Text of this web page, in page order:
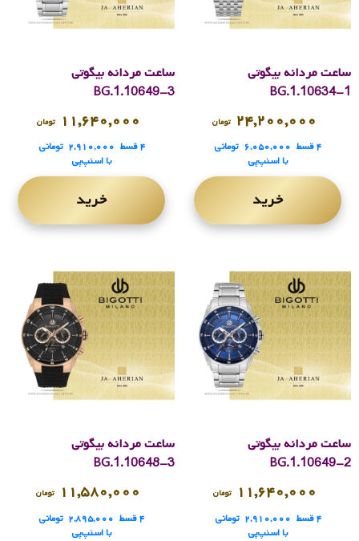
ساعت مردانه بیگوتی
BG.1.10634-1
۲۴,۲۰۰,۰۰۰ تومان
۴ قسط ۶,۰۵۰,۰۰۰ تومانی
با اسنپ‌پی
خرید
ساعت مردانه بیگوتی
BG.1.10649-3
۱۱,۶۴۰,۰۰۰ تومان
۴ قسط ۲,۹۱۰,۰۰۰ تومانی
با اسنپ‌پی
خرید
ساعت مردانه بیگوتی
BG.1.10649-2
۱۱,۶۴۰,۰۰۰ تومان
۴ قسط ۲,۹۱۰,۰۰۰ تومانی
با اسنپ‌پی
ساعت مردانه بیگوتی
BG.1.10648-3
۱۱,۵۸۰,۰۰۰ تومان
۴ قسط ۲,۸۹۵,۰۰۰ تومانی
با اسنپ‌پی